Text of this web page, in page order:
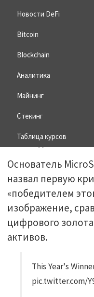
Новости DeFi
Bitcoin
Blockchain
Аналитика
Майнинг
Стекинг
Таблица курсов
Home»Bitcoin
Майкл
победитель
02.03.2026
Основатель
назвал первую
«победителем
изображение,
цифрового
активов.
This Year's
pic.twitter.com/